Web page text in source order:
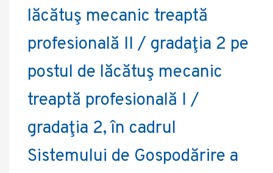
lăcătuş mecanic treaptă
profesională II / gradaţia 2 pe
postul de lăcătuş mecanic
treaptă profesională I /
gradaţia 2, în cadrul
Sistemului de Gospodărire a